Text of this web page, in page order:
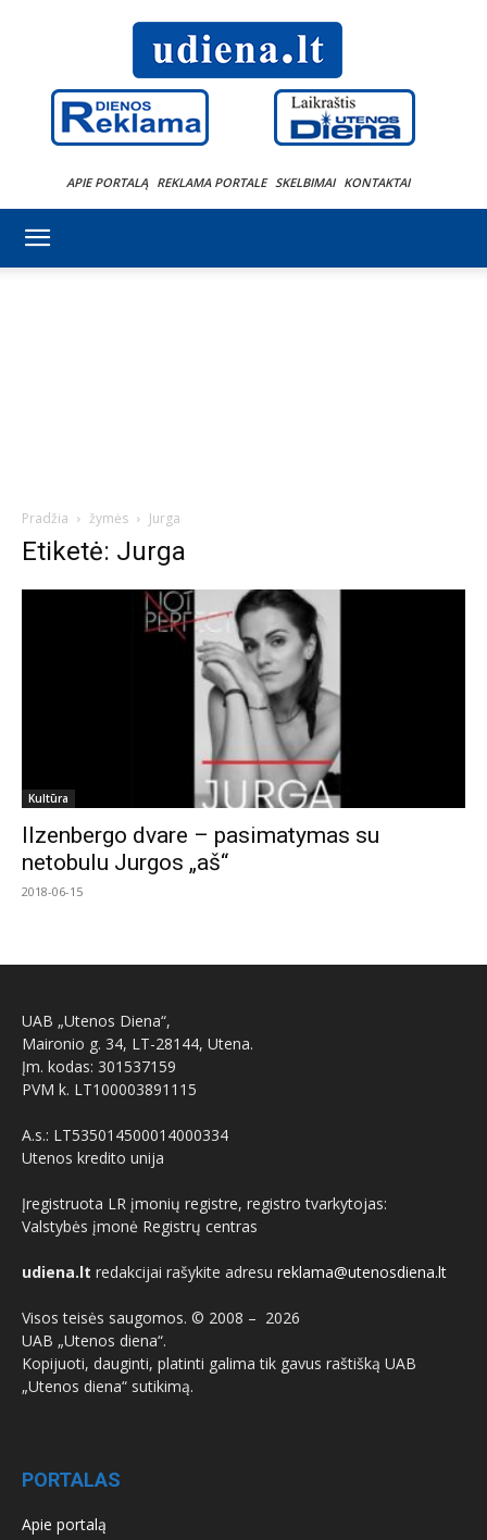
APIE PORTALĄ REKLAMA PORTALE SKELBIMAI KONTAKTAI
Pradžia žymės Jurga
Etiketė: Jurga
Kultūra
Ilzenbergo dvare – pasimatymas su
netobulu Jurgos „aš“
2018-06-15
UAB „Utenos Diena“,
Maironio g. 34, LT-28144, Utena.
Įm. kodas: 301537159
PVM k. LT100003891115
A.s.: LT535014500014000334
Utenos kredito unija
Įregistruota LR įmonių registre, registro tvarkytojas:
Valstybės įmonė Registrų centras
udiena.lt redakcijai rašykite adresu reklama@utenosdiena.lt
Visos teisės saugomos. © 2008 – 2026
UAB „Utenos diena“.
Kopijuoti, dauginti, platinti galima tik gavus raštišką UAB
„Utenos diena“ sutikimą.
PORTALAS
Apie portalą